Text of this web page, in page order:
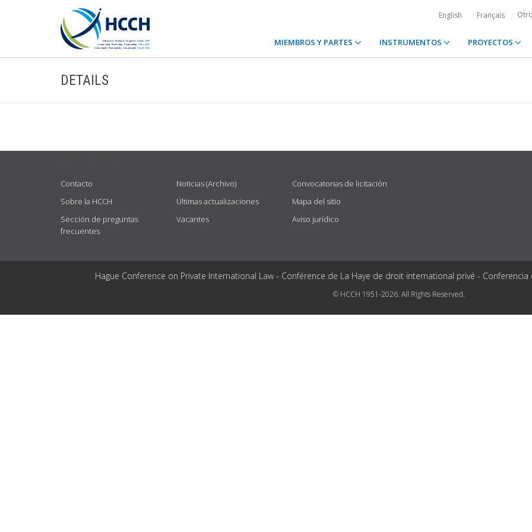
English Français
MIEMBROS Y PARTES INSTRUMENTOS PROYECTOS
DETAILS
Contacto
Sobre la HCCH
Sección de preguntas
frecuentes
Noticias (Archivo)
Últimas actualizaciones
Vacantes
Convocatorias de licitación
Mapa del sitio
Aviso jurídico
Hague Conference on Private International Law - Conférence de La Haye de droit international privé -
© HCCH 1951-2026. All Rights Reserved.